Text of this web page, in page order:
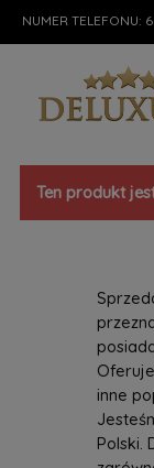
NUMER TELEFONU:
Ten produkt
inne
Polski.